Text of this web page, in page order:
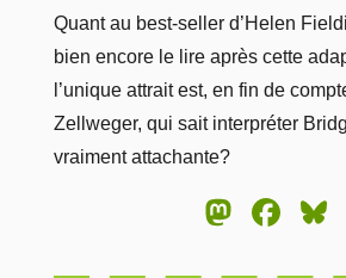
Quant au best-seller d’Helen
bien encore le lire après cette
l’unique attrait est, en fin de
Zellweger, qui sait interpréter
vraiment attachante?